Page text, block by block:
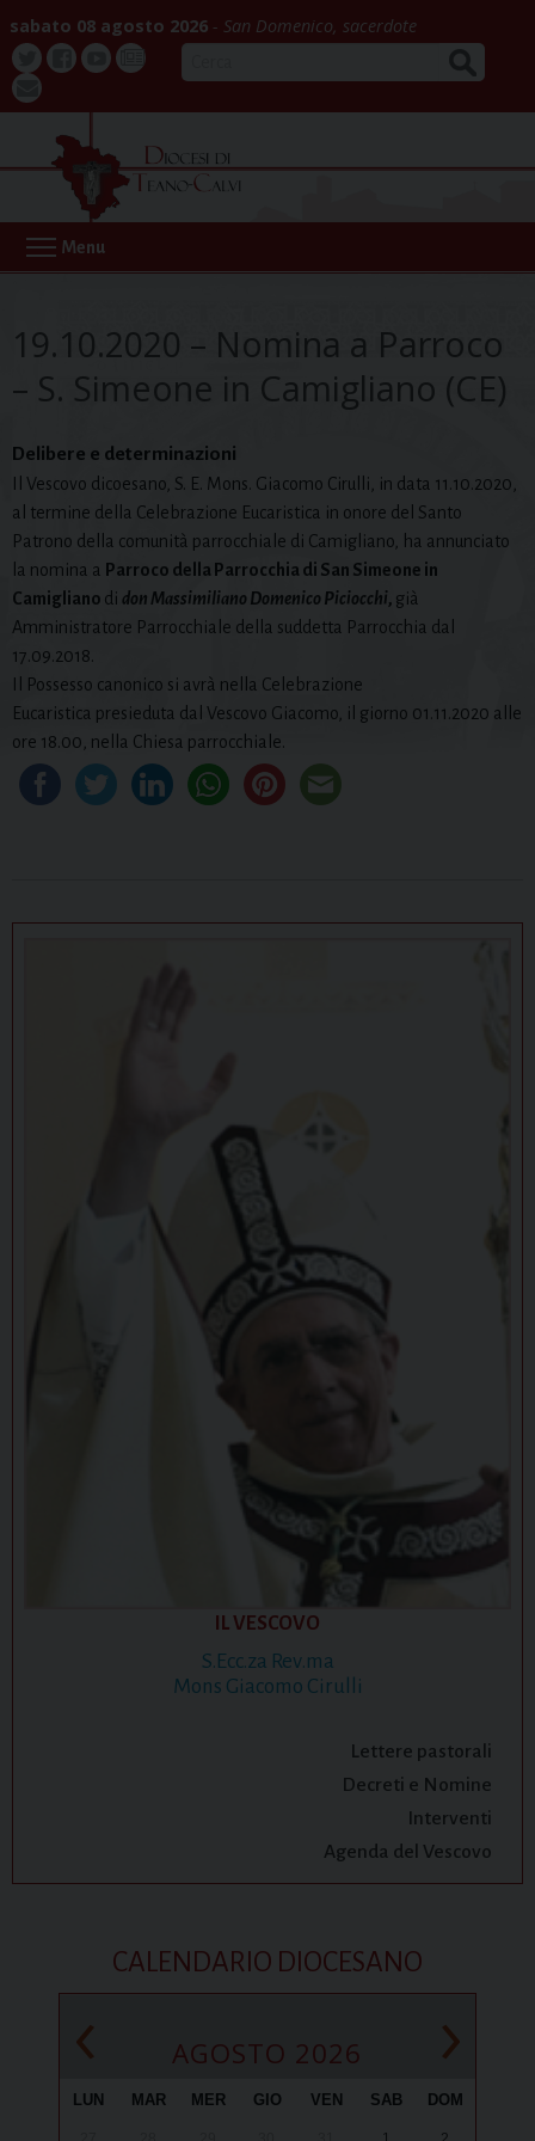
content
sabato 08 agosto 2026 San Domenico, sacerdote
Twitter
Buona
webmail
Menu
19.10.2020 – Nomina a Parroco
– S. Simeone in Camigliano (CE)
Delibere e determinazioni
Il Vescovo dicoesano, S. E. Mons. Giacomo Cirulli, in data 11.10.2020,
al termine della Celebrazione Eucaristica in onore del Santo
Patrono della comunità parrocchiale di Camigliano, ha annunciato
la nomina a Parroco della Parrocchia di San Simeone in
Camigliano di don Massimiliano Domenico Piciocchi, già
Amministratore Parrocchiale della suddetta Parrocchia dal
17.09.2018.
Il Possesso canonico si avrà nella Celebrazione
Eucaristica presieduta dal Vescovo Giacomo, il giorno 01.11.2020 alle
ore 18.00, nella Chiesa parrocchiale.
IL VESCOVO
S.Ecc.za Rev.ma
Mons Giacomo Cirulli
Lettere pastorali
Decreti e Nomine
Interventi
Agenda del Vescovo
CALENDARIO DIOCESANO
‹ AGOSTO 2026 ›
LUN MAR MER GIO VEN SAB DOM